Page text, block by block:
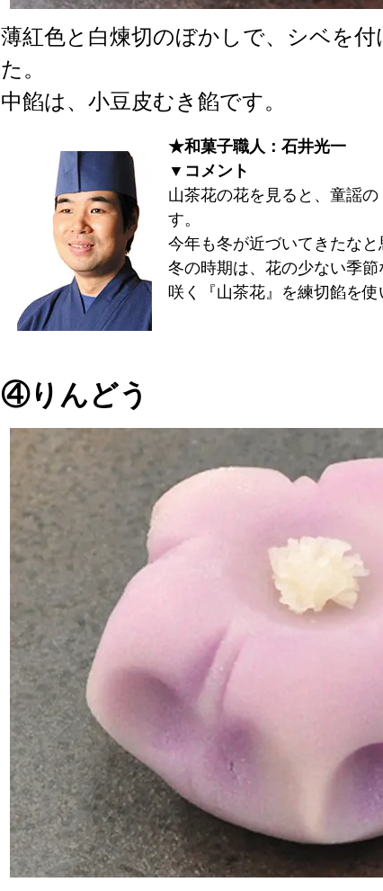
薄紅色と白煉切のぼかしで、シベを
た。
中餡は、小豆皮むき餡です。
★和菓子職人：石井光一
▼コメント
山茶花の花を見ると、童謡
す。
今年も冬が近づいてきたなと
冬の時期は、花の少ない季
咲く『山茶花』を練切餡を使
④りんどう